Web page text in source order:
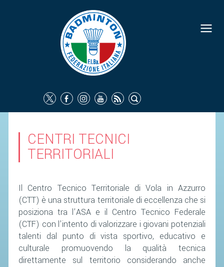
CENTRI TECNICI
TERRITORIALI
Il Centro Tecnico Territoriale di Vola in Azzurro
(CTT) è una struttura territoriale di eccellenza che si
posiziona tra l’ASA e il Centro Tecnico Federale
(CTF) con l’intento di valorizzare i giovani potenziali
talenti dal punto di vista sportivo, educativo e
culturale promuovendo la qualità tecnica
direttamente sul territorio considerando anche
FEDERAZIONE
IDENTITÀ
COMMISSIONI FEDERALI
ORGANI TERRITORIALI
CARTE FEDERALI
ANTIDOPING
COMUNICAZIONE E MARKETING
SEGRETERIA FEDERALE
CONTATTI
AVVISI E BANDI